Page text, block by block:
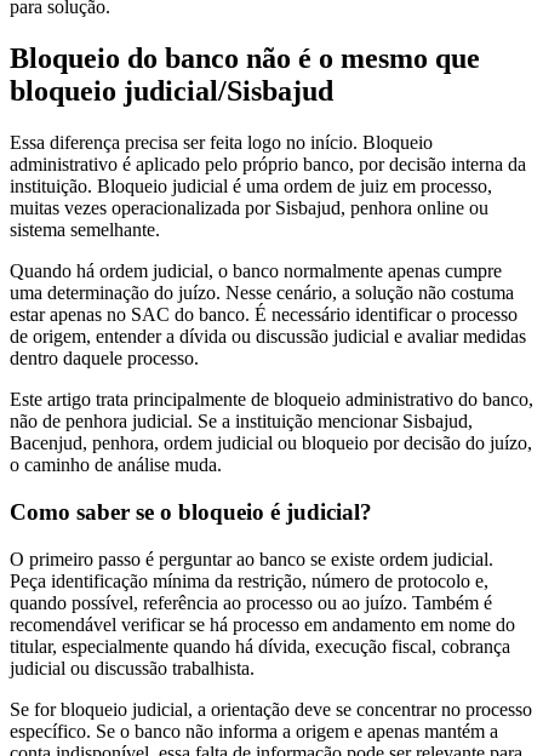
para solução.
Bloqueio do banco não é o mesmo que
bloqueio judicial/Sisbajud
Essa diferença precisa ser feita logo no início. Bloqueio
administrativo é aplicado pelo próprio banco, por decisão interna da
instituição. Bloqueio judicial é uma ordem de juiz em processo,
muitas vezes operacionalizada por Sisbajud, penhora online ou
sistema semelhante.
Quando há ordem judicial, o banco normalmente apenas cumpre
uma determinação do juízo. Nesse cenário, a solução não costuma
estar apenas no SAC do banco. É necessário identificar o processo
de origem, entender a dívida ou discussão judicial e avaliar medidas
dentro daquele processo.
Este artigo trata principalmente de bloqueio administrativo do banco,
não de penhora judicial. Se a instituição mencionar Sisbajud,
Bacenjud, penhora, ordem judicial ou bloqueio por decisão do juízo,
o caminho de análise muda.
Como saber se o bloqueio é judicial?
O primeiro passo é perguntar ao banco se existe ordem judicial.
Peça identificação mínima da restrição, número de protocolo e,
quando possível, referência ao processo ou ao juízo. Também é
recomendável verificar se há processo em andamento em nome do
titular, especialmente quando há dívida, execução fiscal, cobrança
judicial ou discussão trabalhista.
Se for bloqueio judicial, a orientação deve se concentrar no processo
específico. Se o banco não informa a origem e apenas mantém a